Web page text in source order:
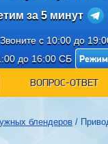
за 5 минут
Звоните с 10:00 до
до 16:00 СБ
ВОПРОС-ОТВЕТ
блендеров /